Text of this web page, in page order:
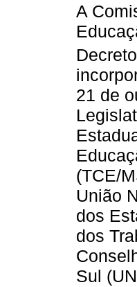
A
21 de
(TCE/
União
dos
dos
Sul